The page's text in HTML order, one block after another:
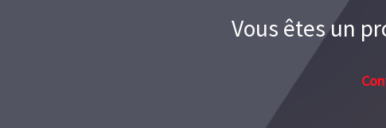
Vous êtes un